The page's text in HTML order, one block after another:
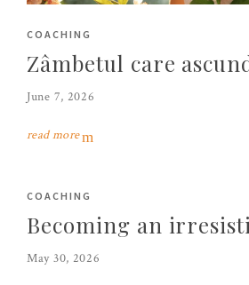
COACHING
Zâmbetul care
June 7, 2026
read more
COACHING
Becoming an
May 30, 2026